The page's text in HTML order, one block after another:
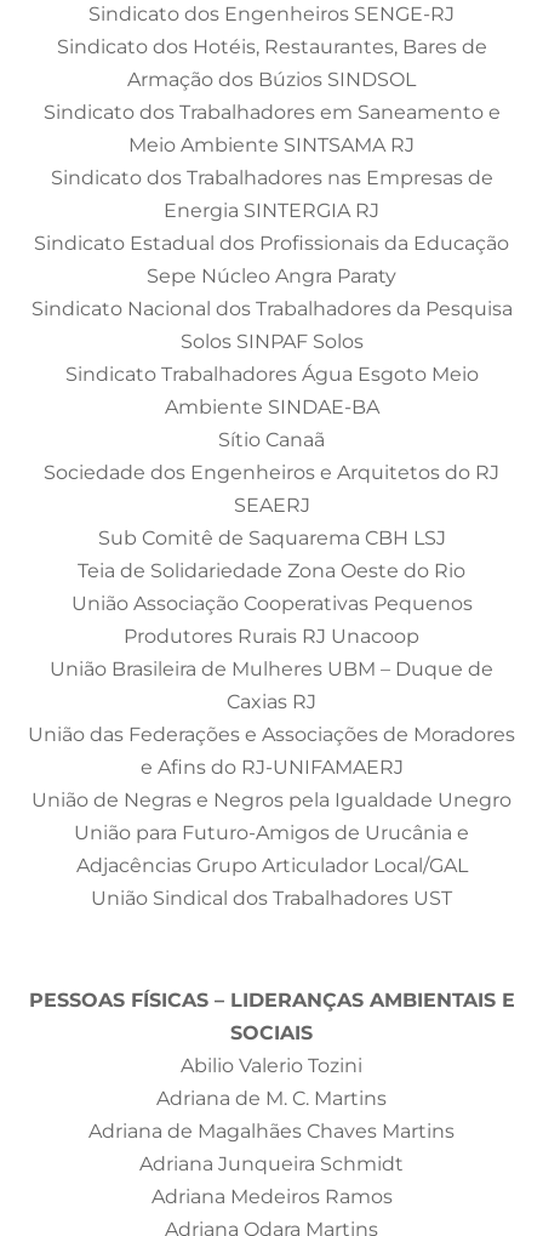
Sindicato dos Engenheiros SENGE-RJ
Sindicato dos Hotéis, Restaurantes, Bares de
Armação dos Búzios SINDSOL
Sindicato dos Trabalhadores em Saneamento e
Meio Ambiente SINTSAMA RJ
Sindicato dos Trabalhadores nas Empresas de
Energia SINTERGIA RJ
Sindicato Estadual dos Profissionais da Educação
Sepe Núcleo Angra Paraty
Sindicato Nacional dos Trabalhadores da Pesquisa
Solos SINPAF Solos
Sindicato Trabalhadores Água Esgoto Meio
Ambiente SINDAE-BA
Sítio Canaã
Sociedade dos Engenheiros e Arquitetos do RJ
SEAERJ
Sub Comitê de Saquarema CBH LSJ
Teia de Solidariedade Zona Oeste do Rio
União Associação Cooperativas Pequenos
Produtores Rurais RJ Unacoop
União Brasileira de Mulheres UBM – Duque de
Caxias RJ
União das Federações e Associações de Moradores
e Afins do RJ-UNIFAMAERJ
União de Negras e Negros pela Igualdade Unegro
União para Futuro-Amigos de Urucânia e
Adjacências Grupo Articulador Local/GAL
União Sindical dos Trabalhadores UST
PESSOAS FÍSICAS – LIDERANÇAS AMBIENTAIS E
SOCIAIS
Abilio Valerio Tozini
Adriana de M. C. Martins
Adriana de Magalhães Chaves Martins
Adriana Junqueira Schmidt
Adriana Medeiros Ramos
Adriana Odara Martins